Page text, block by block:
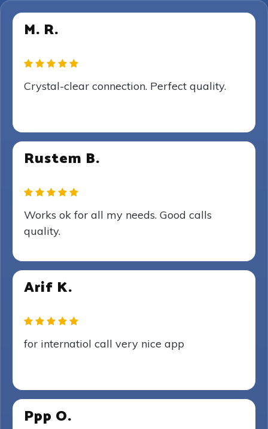
M. R.
Crystal-clear connection. Perfect quality.
Rustem B.
Works ok for all my needs. Good calls
quality.
Arif K.
for internatiol call very nice app
Ppp O.